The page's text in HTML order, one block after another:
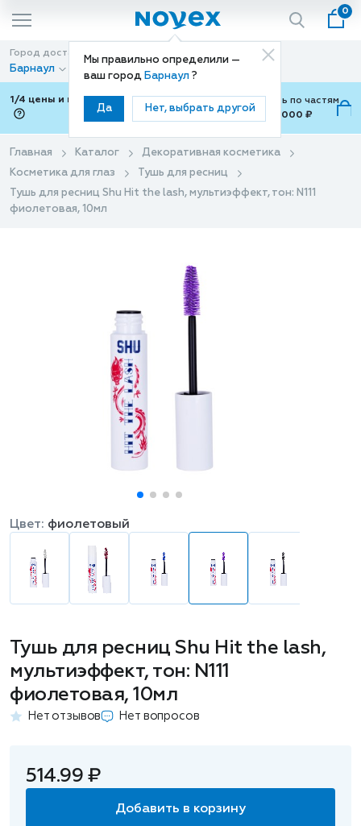
Мы правильно определили —
ваш город Барнаул ?
Да Нет, выбрать другой
0
Город доставки
Барнаул
Способ доставки
Доставка
1/4 цены и покупки ваши с Подели
Можно оплатить по частям
от 700 ₽ до 15,000 ₽
Главная Каталог
Декоративная косметика
Косметика для глаз
Тушь для ресниц
Тушь для ресниц Shu Hit the lash, мультиэффект, тон: N111
фиолетовая, 10мл
Тушь для ресниц Shu Hit the lash,
мультиэффект, тон: N111
фиолетовая, 10мл
Нет отзывов Нет вопросов
Цвет: фиолетовый
514.99 ₽
Добавить в корзину